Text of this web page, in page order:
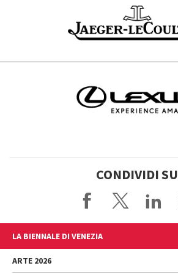
CONDIVIDI SU
LA BIENNALE DI VENEZIA
L'Istituzione
ARTE 2026